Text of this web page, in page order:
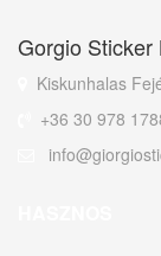
Gorgio Sticker
Kiskunhalas
+36 30 978